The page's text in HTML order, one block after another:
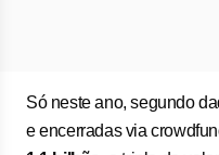
Só neste ano, segundo
e encerradas via